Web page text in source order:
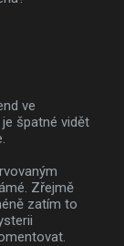
ve
špatné vidět
Zřejmě
zatím to